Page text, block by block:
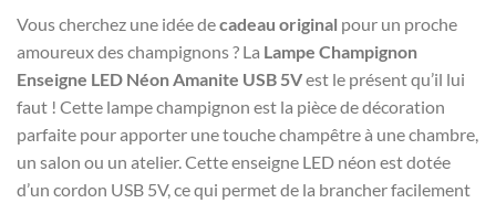
Vous cherchez une idée decadeau original pour un proche
amoureux des champignons ? La Lampe Champignon
Enseigne LED Néon Amanite USB 5Vest le présent qu’il lui
faut ! Cette lampe champignon est la pièce de décoration
parfaite pour apporter une touche champêtre à une chambre,
un salon ou un atelier. Cette enseigne LED néon est dotée
d’un cordon USB 5V, ce qui permet de la brancher facilement